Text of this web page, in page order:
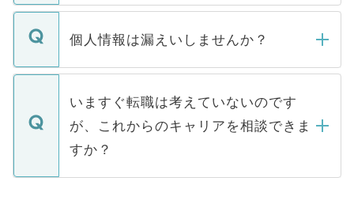
ません。
■応募殺到を避けるため 人気のある医療機
関を公にしてしまうと、応募が殺到する場
に、医療機関が求める条件に合った人材の
みを人材紹介会社に依頼するケースが増え
ています。
転職・入職を強要することは一切ありませ
ん。また、仮に応募先から内定をいただい
定を承諾する必要はありません。内定先へ
の辞退の連絡はキャリアパートナーが行い
個人情報は漏えいしませんか？
個人情報が漏えいすることはありませんの
で、ご安心ください。当サイトからの登録
などで収集したご登録者様の個人情報は、
ご本人のキャリアアップおよび転職活動の
支援を目的に使用いたします。お預かりし
ているすべての個人データはご本人の許可
いますぐ転職は考えていないのです
が、これからのキャリアを相談できま
すか？